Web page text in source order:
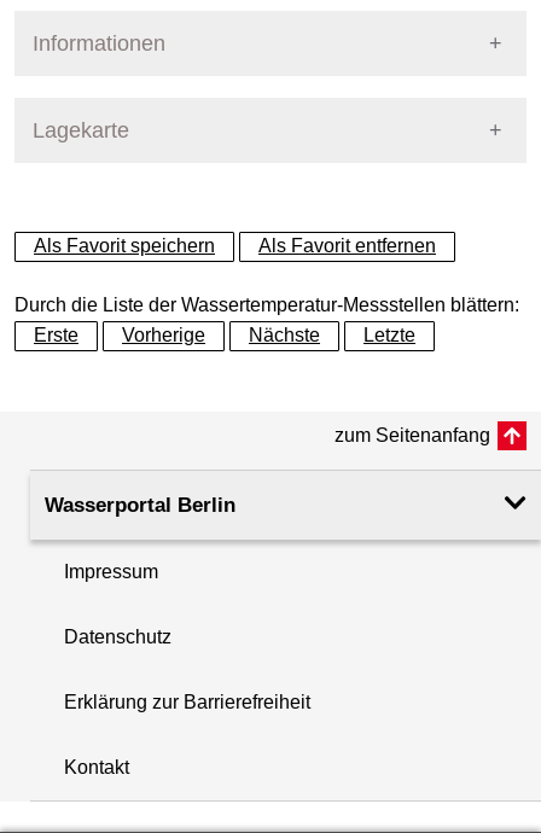
Informationen
Lagekarte
+
−
+
−
Als Favorit speichern Als Favorit entfernen
Durch die Liste der Wassertemperatur-Messstellen blättern:
Erste
Vorherige Nächste Letzte
zum Seitenanfang
Wasserportal Berlin
Impressum
Datenschutz
Erklärung zur Barrierefreiheit
Kontakt